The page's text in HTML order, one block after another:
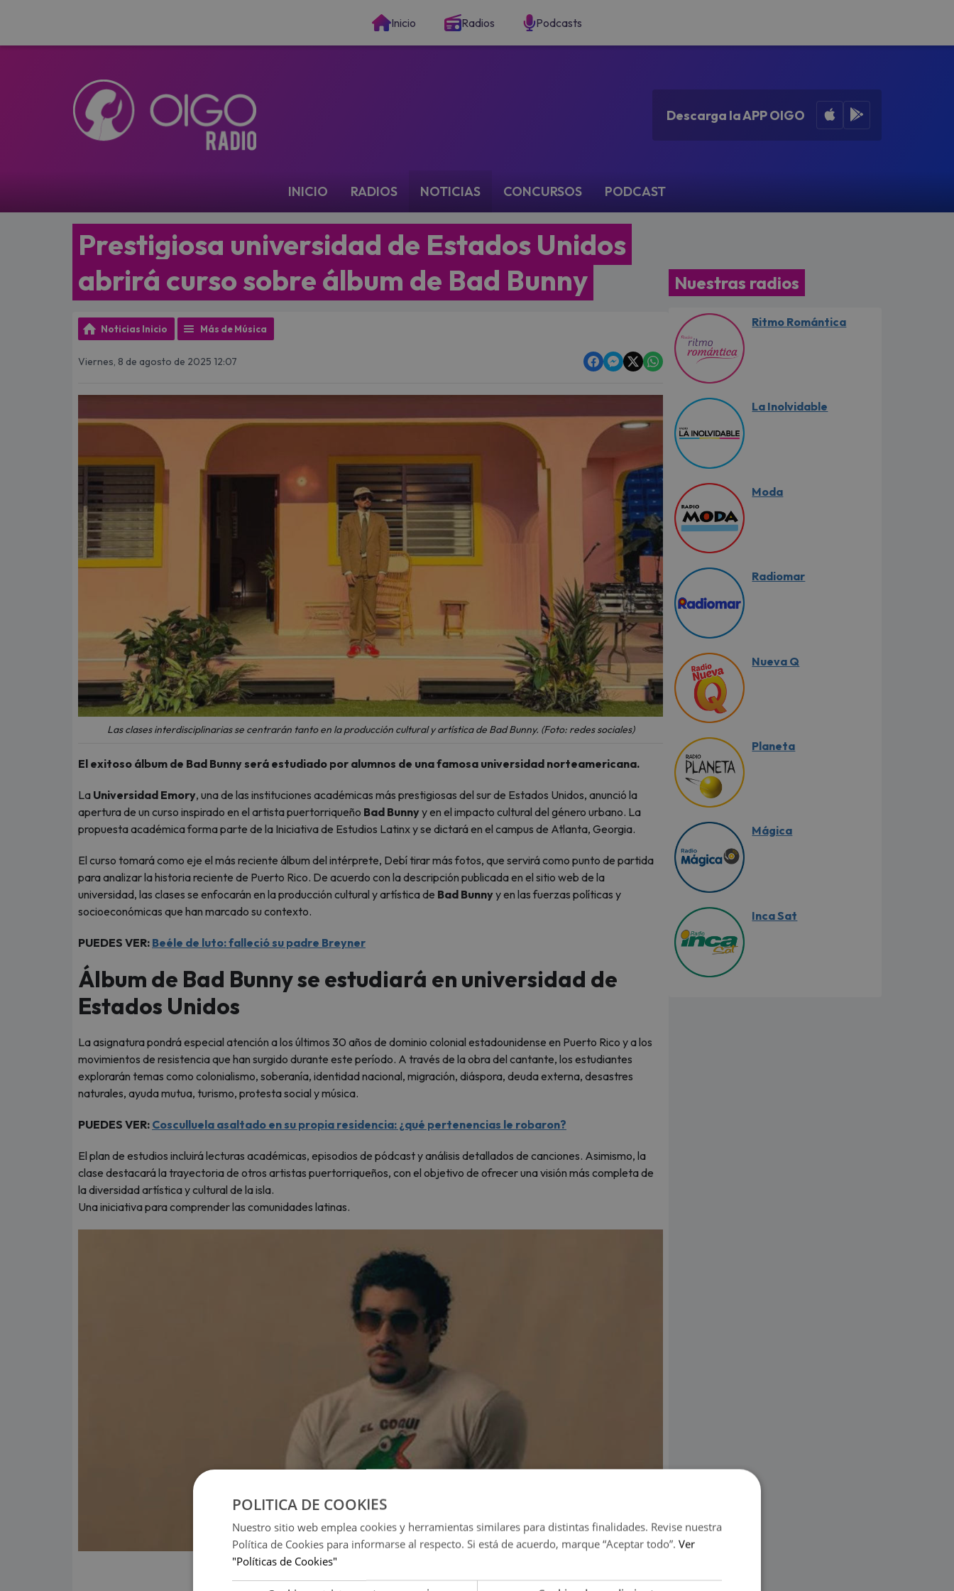
Inicio Radios Podcasts
Descarga la APP OIGO Apple App Store
INICIO RADIOS NOTICIAS CONCURSOS PODCAST
Prestigiosa universidad de Estados Unidos
abrirá curso sobre álbum de Bad Bunny
Noticias Inicio Más de Música
Viernes, 8 de agosto de 2025 12:07
Las clases interdisciplinarias se centrarán tanto en la producción cultural y artística de Bad Bunny. (Foto: redes sociales)
El exitoso álbum de Bad Bunny será estudiado por alumnos de una famosa universidad norteamericana.
La Universidad Emory, una de las instituciones académicas más prestigiosas del sur de Estados Unidos, anunció la
apertura de un curso inspirado en el artista puertorriqueño Bad Bunnyy en el impacto cultural del género urbano. La
propuesta académica forma parte de la Iniciativa de Estudios Latinx y se dictará en el campus de Atlanta, Georgia.
El curso tomará como eje el más reciente álbum del intérprete, Debí tirar más fotos, que servirá como punto de partida
para analizar la historia reciente de Puerto Rico. De acuerdo con la descripción publicada en el sitio web de la
universidad, las clases se enfocarán en la producción cultural y artística de Bad Bunnyy en las fuerzas políticas y
socioeconómicas que han marcado su contexto.
PUEDES VER: Beéle de luto: falleció su padre Breyner
Álbum de Bad Bunny se estudiará en universidad de
Estados Unidos
La asignatura pondrá especial atención a los últimos 30 años de dominio colonial estadounidense en Puerto Rico y a los
movimientos de resistencia que han surgido durante este período. A través de la obra del cantante, los estudiantes
explorarán temas como colonialismo, soberanía, identidad nacional, migración, diáspora, deuda externa, desastres
naturales, ayuda mutua, turismo, protesta social y música.
PUEDES VER: Cosculluela asaltado en su propia residencia: ¿qué pertenencias le robaron?
El plan de estudios incluirá lecturas académicas, episodios de pódcast y análisis detallados de canciones. Asimismo, la
clase destacará la trayectoria de otros artistas puertorriqueños, con el objetivo de ofrecer una visión más completa de
la diversidad artística y cultural de la isla.
Una iniciativa para comprender las comunidades latinas.
Nuestras radios
Ritmo Romántica
La Inolvidable
Moda
Radiomar
Nueva Q
Planeta
Mágica
Inca Sat
POLITICA DE COOKIES
Nuestro sitio web emplea cookies y herramientas similares para distintas finalidades. Revise nuestra
Política de Cookies para informarse al respecto. Si está de acuerdo, marque “Aceptar todo”. Ver
"Políticas de Cookies"